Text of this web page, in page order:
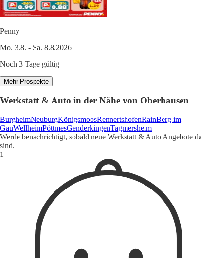
Penny
Mo. 3.8. - Sa. 8.8.2026
Noch 3 Tage gültig
Mehr Prospekte
Werkstatt & Auto in der Nähe von Oberhausen
BurgheimNeuburgKönigsmoosRennertshofenRainBerg im
GauWellheimPöttmesGenderkingenTagmersheim
Werde benachrichtigt, sobald neue Werkstatt & Auto Angebote da
sind.
1